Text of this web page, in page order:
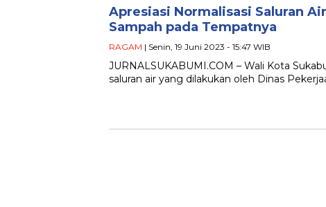
Apresiasi Normalisasi Saluran
Sampah pada Tempatnya
RAGAM | Senin, 19 Juni 2023 - 15:47 WIB
JURNALSUKABUMI.COM – Wali Kota
saluran air yang dilakukan oleh Dinas